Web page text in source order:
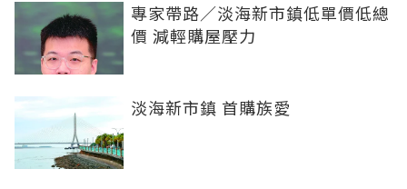
專家帶路／淡海新市鎮低單價低總
價 減輕購屋壓力
淡海新市鎮 首購族愛